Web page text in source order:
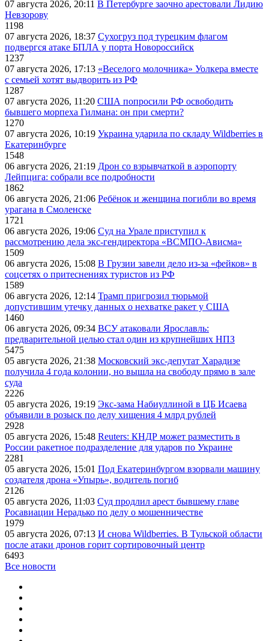
07 августа 2026, 20:11 В Петербурге заочно арестовали Лидию
Невзорову
1198
07 августа 2026, 18:37 Сухогруз под турецким флагом
подвергся атаке БПЛА у порта Новороссийск
1237
07 августа 2026, 17:13 «Веселого молочника» Уолкера вместе
с семьей хотят выдворить из РФ
1287
07 августа 2026, 11:20 США попросили РФ освободить
бывшего морпеха Гилмана: он при смерти?
1270
07 августа 2026, 10:19 Украина ударила по складу Wildberries в
Екатеринбурге
1548
06 августа 2026, 21:19 Дрон со взрывчаткой в аэропорту
Лейпцига: собрали все подробности
1862
06 августа 2026, 21:06 Ребёнок и женщина погибли во время
урагана в Смоленске
1721
06 августа 2026, 19:06 Суд на Урале приступил к
рассмотрению дела экс-гендиректора «ВСМПО-Ависма»
1509
06 августа 2026, 15:08 В Грузии завели дело из-за «фейков» в
соцсетях о притеснениях туристов из РФ
1589
06 августа 2026, 12:14 Трамп пригрозил тюрьмой
допустившим утечку данных о нехватке ракет у США
1460
06 августа 2026, 09:34 ВСУ атаковали Ярославль:
предварительной целью стал один из крупнейших НПЗ
5475
05 августа 2026, 21:38 Московский экс-депутат Харадизе
получила 4 года колонии, но вышла на свободу прямо в зале
суда
2226
05 августа 2026, 19:19 Экс-зама Набиуллиной в ЦБ Исаева
объявили в розыск по делу хищения 4 млрд рублей
2928
05 августа 2026, 15:48 Reuters: КНДР может разместить в
России ракетное подразделение для ударов по Украине
2281
05 августа 2026, 15:01 Под Екатеринбургом взорвали машину
создателя дрона «Упырь», водитель погиб
2126
05 августа 2026, 11:03 Суд продлил арест бывшему главе
Росавиации Нерадько по делу о мошенничестве
1979
05 августа 2026, 07:13 И снова Wildberries. В Тульской области
после атаки дронов горит сортировочный центр
6493
Все новости